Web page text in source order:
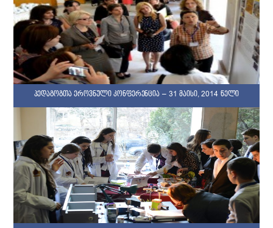
პედაგოგთა ეროვნული კონფერენცია – 31 მაისი, 2014 წელი